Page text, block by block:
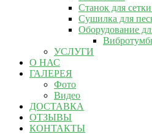
Станок для
Сушилка для
Оборудование
УСЛУГИ
О НАС
ГАЛЕРЕЯ
Фото
Видео
ДОСТАВКА
ОТЗЫВЫ
КОНТАКТЫ